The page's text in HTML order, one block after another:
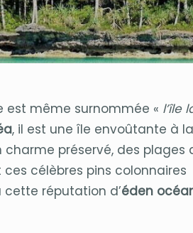
est même surnommée « l’île
, il est une île envoûtante à
charme préservé, des plages
célèbres pins colonnaires
cette réputation d’éden